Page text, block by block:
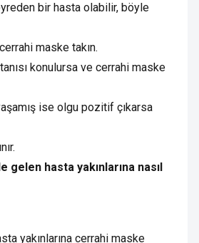
bir hasta olabilir, böyle
maske takın.
konulursa ve cerrahi maske
ise olgu pozitif çıkarsa
gelen hasta yakınlarına nasıl
yakınlarına cerrahi maske